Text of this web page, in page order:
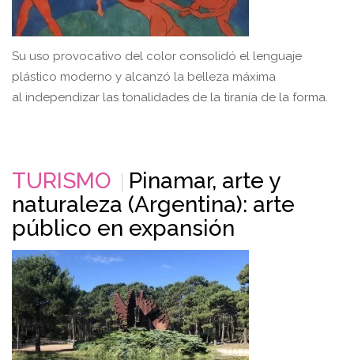
Su uso provocativo del color consolidó el lenguaje
plástico moderno y alcanzó la belleza máxima
al independizar las tonalidades de la tiranía de la forma.
TURISMO
Pinamar, arte y
naturaleza (Argentina): arte
público en expansión